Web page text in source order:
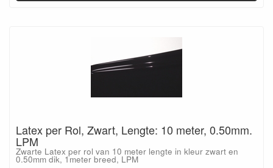
Latex per Rol, Zwart, Lengte: 10 meter, 0.50mm.
LPM
Zwarte Latex per rol van 10 meter lengte in kleur zwart en
0.50mm dik, 1meter breed, LPM